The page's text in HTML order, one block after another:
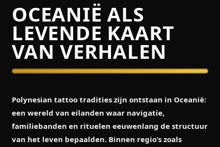
OCEANIË ALS
LEVENDE KAART
VAN VERHALEN
Polynesian tattoo tradities zijn ontstaan in Oceanië:
een wereld van eilanden waar navigatie,
familiebanden en rituelen eeuwenlang de structuur
van het leven bepaalden. Binnen regio’s zoals